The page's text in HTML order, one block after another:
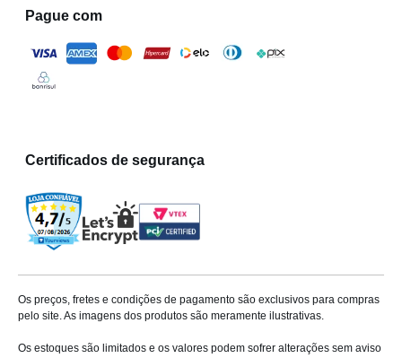
Pague com
Certificados de segurança
Os preços, fretes e condições de pagamento são exclusivos para compras
pelo site. As imagens dos produtos são meramente ilustrativas.
Os estoques são limitados e os valores podem sofrer alterações sem aviso